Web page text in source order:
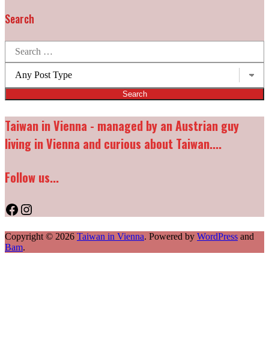
Search
for:
types:
Taiwan in Vienna - managed by an Austrian guy
living in Vienna and curious about Taiwan....
Follow us...
Facebook
Instagram
Copyright © 2026 Taiwan in Vienna. Powered by WordPress and
Bam.